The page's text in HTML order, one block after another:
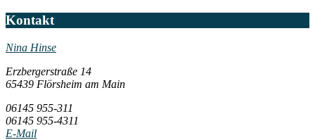
Kontakt
Nina Hinse
Erzbergerstraße 14
65439 Flörsheim am Main
06145 955-311
06145 955-4311
E-Mail